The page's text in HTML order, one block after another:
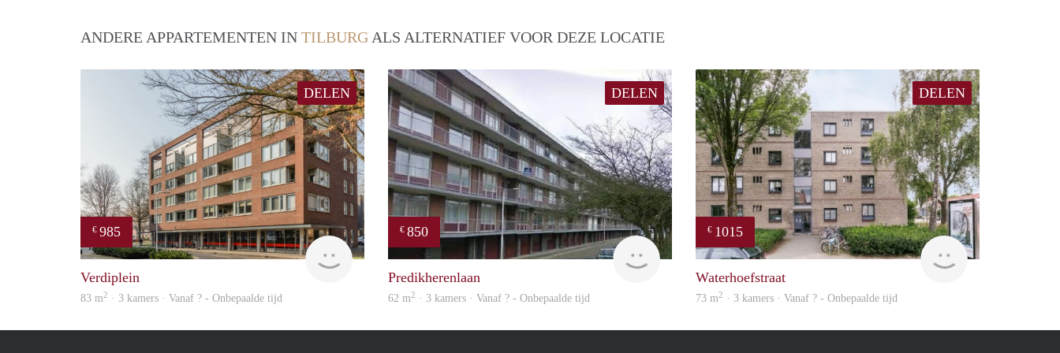
ANDERE APPARTEMENTEN IN TILBURG ALS ALTERNATIEF VOOR DEZE LOCATIE
DELEN
€ 985
Woning
Verdiplein
83 m2 · 3 kamers · Vanaf ? - Onbepaalde tijd
DELEN
€ 850
finder
Predikherenlaan
62 m2 · 3 kamers · Vanaf ? - Onbepaalde tijd
DELEN
€ 1015
finder
Waterhoefstraat
73 m2 · 3 kamers · Vanaf ? - Onbepaalde tijd